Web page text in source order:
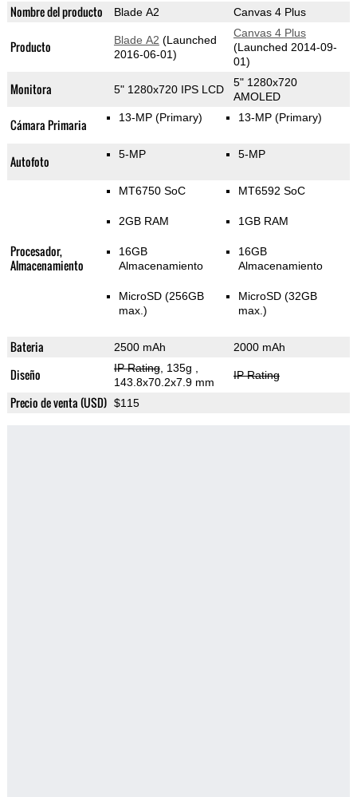
Nombre del producto Blade A2 Canvas 4 Plus
Producto Blade A2 (Launched
2016-06-01)
Canvas 4 Plus
(Launched 2014-09-
01)
Monitora 5" 1280x720 IPS LCD
5" 1280x720
AMOLED
Cámara Primaria 13-MP (Primary) 13-MP (Primary)
Autofoto 5-MP 5-MP
Procesador,
Almacenamiento
MT6750 SoC
2GB RAM
16GB
Almacenamiento
MicroSD (256GB
max.)
MT6592 SoC
1GB RAM
16GB
Almacenamiento
MicroSD (32GB
max.)
Bateria 2500 mAh 2000 mAh
Diseño IP Rating, 135g
143.8x70.2x7.9 mm
IP Rating
Precio de venta (USD) $115